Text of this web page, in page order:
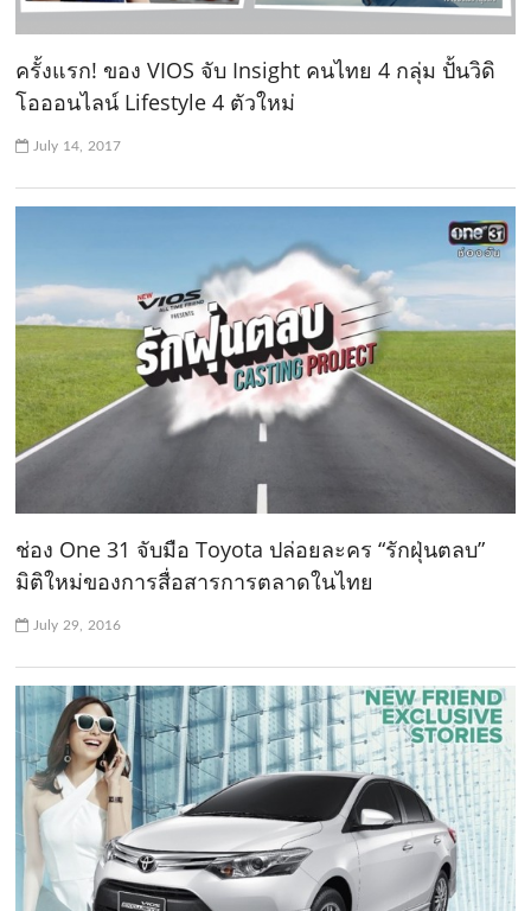
ครั้งแรก! ของ VIOS จับ Insight คนไทย 4 กลุ่ม ปั้นวิดิ
โอออนไลน์ Lifestyle 4 ตัวใหม่
July 14, 2017
ช่อง One 31 จับมือ Toyota ปล่อยละคร “รักฝุ่นตลบ”
มิติใหม่ของการสื่อสารการตลาดในไทย
July 29, 2016